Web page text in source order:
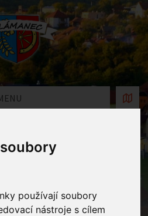
používají soubory
nástroje s cílem